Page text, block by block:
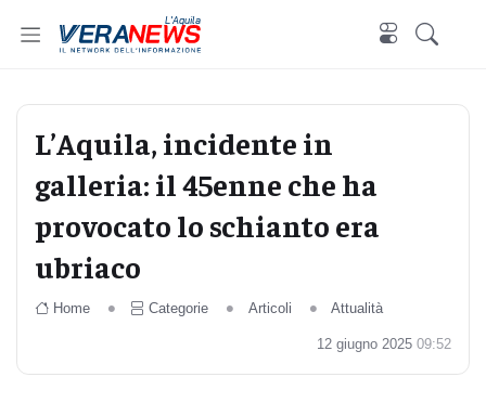
L'Aquila
L’Aquila, incidente in
galleria: il 45enne che ha
provocato lo schianto era
ubriaco
Home Categorie Articoli Attualità
12 giugno 2025 09:52